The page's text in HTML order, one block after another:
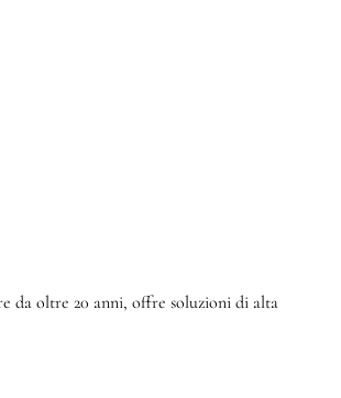
da oltre 20 anni, offre soluzioni di alta